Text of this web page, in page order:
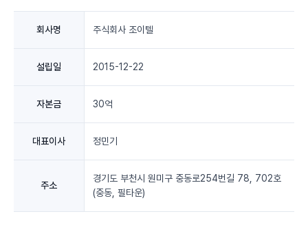
회사명 주식회사 조이텔
설립일 2015-12-22
자본금 30억
대표이사 정민기
주소
경기도 부천시 원미구 중동로254번길 78, 702호
(중동, 필타운)